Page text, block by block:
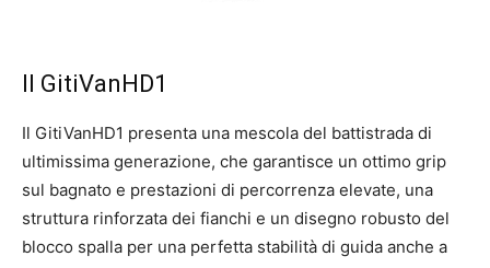
Il GitiVanHD1
Il GitiVanHD1 presenta una mescola del battistrada di
ultimissima generazione, che garantisce un ottimo grip
sul bagnato e prestazioni di percorrenza elevate, una
struttura rinforzata dei fianchi e un disegno robusto del
blocco spalla per una perfetta stabilità di guida anche a